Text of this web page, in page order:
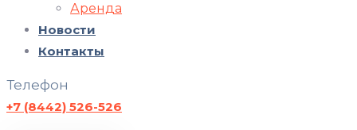
Аренда
Новости
Контакты
Телефон
+7 (8442) 526-526